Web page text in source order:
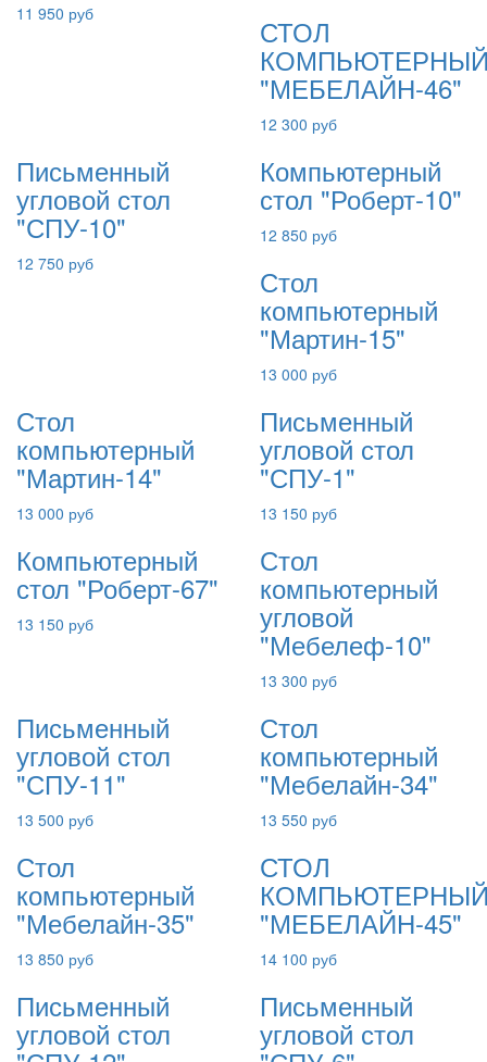
11 950 руб СТОЛ
"МЕБЕЛАЙН-46"
12 300 руб
Письменный
угловой стол
"СПУ-10"
12 750 руб
Компьютерный
стол "Роберт-10"
12 850 руб
Стол
компьютерный
"Мартин-15"
13 000 руб
Стол
компьютерный
"Мартин-14"
13 000 руб
Письменный
угловой стол
"СПУ-1"
13 150 руб
Компьютерный
стол "Роберт-67"
13 150 руб
Стол
компьютерный
угловой
"Мебелеф-10"
13 300 руб
Письменный
угловой стол
"СПУ-11"
13 500 руб
Стол
компьютерный
"Мебелайн-34"
13 550 руб
Стол
компьютерный
"Мебелайн-35"
13 850 руб
СТОЛ
"МЕБЕЛАЙН-45"
14 100 руб
Письменный
угловой стол
Письменный
угловой стол